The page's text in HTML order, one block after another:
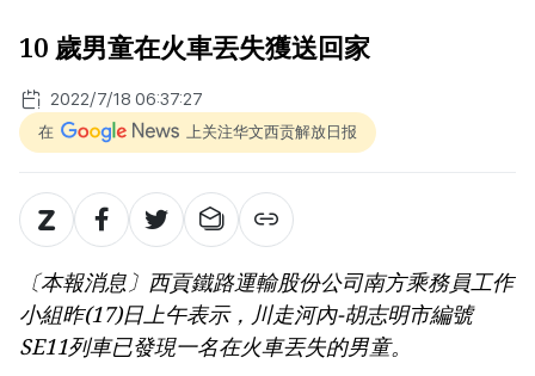
10 歲男童在火車丟失獲送回家
2022/7/18 06:37:27
在 上关注华文西贡解放日报
〔本報消息〕西貢鐵路運輸股份公司南方乘務員工作
小組昨(17)日上午表示，川走河內-胡志明市編號
SE11列車已發現一名在火車丟失的男童。